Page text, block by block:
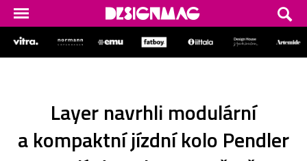
Layer navrhli modulární
a kompaktní jízdní kolo Pendler